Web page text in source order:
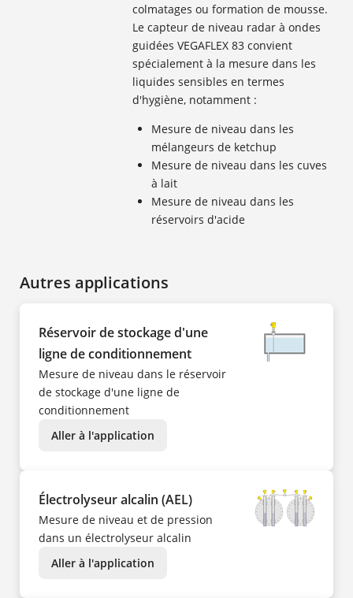
colmatages ou formation de mousse.
Le capteur de niveau radar à ondes
guidées VEGAFLEX 83 convient
spécialement à la mesure dans les
liquides sensibles en termes
d'hygiène, notamment :
Mesure de niveau dans les
mélangeurs de ketchup
Mesure de niveau dans les cuves
à lait
Mesure de niveau dans les
réservoirs d'acide
Autres applications
Réservoir de stockage d'une
ligne de conditionnement
Mesure de niveau dans le réservoir
de stockage d'une ligne de
conditionnement
Aller à l'application
Électrolyseur alcalin (AEL)
Mesure de niveau et de pression
dans un électrolyseur alcalin
Aller à l'application